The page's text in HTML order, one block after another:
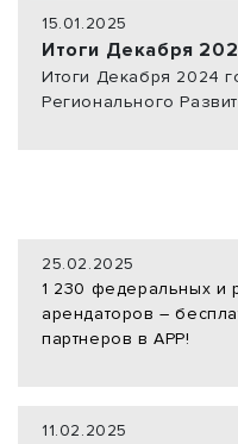
15.01.2025
Итоги Декабря
Итоги Декабря 2024
Регионального
25.02.2025
1 230 федеральных и
арендаторов –
партнеров в АРР!
11.02.2025